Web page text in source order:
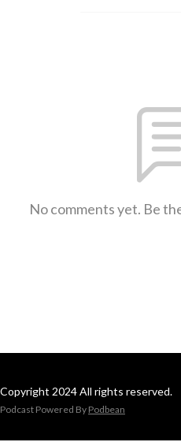
No comments yet. Be
Copyright 2024 All rights reserved.
Podcast Powered By Podbean